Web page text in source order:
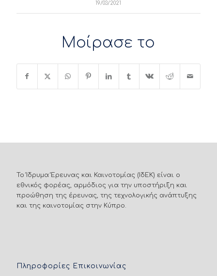
19/03/2021
Μοίρασε το
Το Ίδρυμα Έρευνας και Καινοτομίας (ΙδΕΚ) είναι ο
εθνικός φορέας, αρμόδιος για την υποστήριξη και
προώθηση της έρευνας, της τεχνολογικής ανάπτυξης
και της καινοτομίας στην Κύπρο.
Πληροφορίες Επικοινωνίας